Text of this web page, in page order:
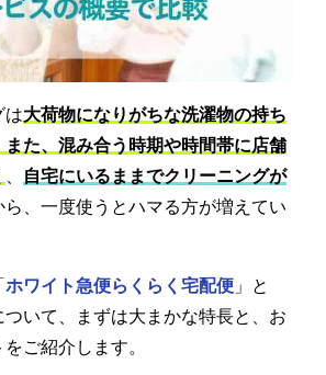
は大荷物になりがちな洗濯物の持ち
た、混み合う時期や時間帯に店舗
自宅にいるままでクリーニングが
ら、一度使うとハマる方が増えてい
ホワイト急便らくらく宅配便 」と
ついて、まずは大まかな特長と、お
ご紹介します。